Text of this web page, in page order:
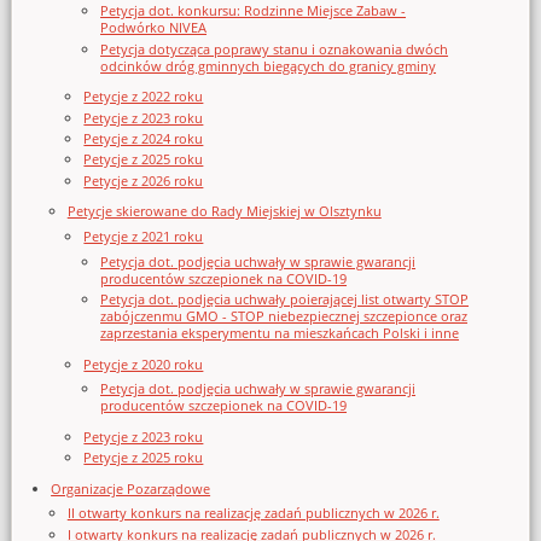
Petycja dot. konkursu: Rodzinne Miejsce Zabaw -
Podwórko NIVEA
Petycja dotycząca poprawy stanu i oznakowania dwóch
odcinków dróg gminnych biegących do granicy gminy
Petycje z 2022 roku
Petycje z 2023 roku
Petycje z 2024 roku
Petycje z 2025 roku
Petycje z 2026 roku
Petycje skierowane do Rady Miejskiej w Olsztynku
Petycje z 2021 roku
Petycja dot. podjęcia uchwały w sprawie gwarancji
producentów szczepionek na COVID-19
Petycja dot. podjęcia uchwały poierającej list otwarty STOP
zabójczenmu GMO - STOP niebezpiecznej szczepionce oraz
zaprzestania eksperymentu na mieszkańcach Polski i inne
Petycje z 2020 roku
Petycja dot. podjęcia uchwały w sprawie gwarancji
producentów szczepionek na COVID-19
Petycje z 2023 roku
Petycje z 2025 roku
Organizacje Pozarządowe
II otwarty konkurs na realizację zadań publicznych w 2026 r.
I otwarty konkurs na realizację zadań publicznych w 2026 r.